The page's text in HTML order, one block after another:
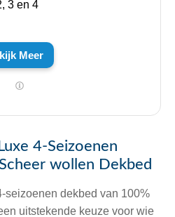
3 en 4
Meer
4-Seizoenen
wollen Dekbed
seizoenen dekbed van 100%
uitstekende keuze voor wie